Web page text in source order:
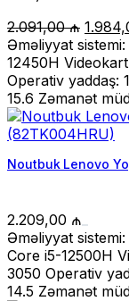
2.091,00₼
price
was:
Əməliyyat
12450H
Operativ yaddaş:
15.6 Zəmanət
Noutbuk Lenovo
2.209,00 ₼
Əməliyyat
Core i5-12500H
3050 Operativ
14.5 Zəmanət